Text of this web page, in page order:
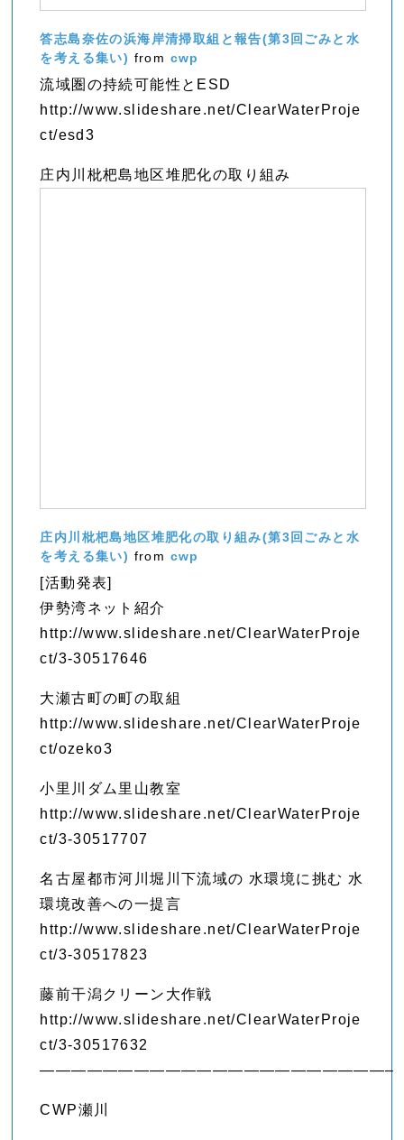
答志島奈佐の浜海岸清掃取組と報告(第3回ごみと水
を考える集い) from cwp
流域圏の持続可能性とESD
http://www.slideshare.net/ClearWaterProje
ct/esd3
庄内川枇杷島地区堆肥化の取り組み
庄内川枇杷島地区堆肥化の取り組み(第3回ごみと水
を考える集い) from cwp
[活動発表]
伊勢湾ネット紹介
http://www.slideshare.net/ClearWaterProje
ct/3-30517646
大瀬古町の町の取組
http://www.slideshare.net/ClearWaterProje
ct/ozeko3
小里川ダム里山教室
http://www.slideshare.net/ClearWaterProje
ct/3-30517707
名古屋都市河川堀川下流域の 水環境に挑む 水
環境改善への一提言
http://www.slideshare.net/ClearWaterProje
ct/3-30517823
藤前干潟クリーン大作戦
http://www.slideshare.net/ClearWaterProje
ct/3-30517632
——————————————————————–
CWP瀬川